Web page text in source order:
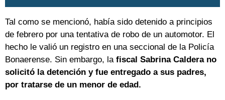
Tal como se mencionó, había sido detenido a principios
de febrero por una tentativa de robo de un automotor. El
hecho le valió un registro en una seccional de la Policía
Bonaerense. Sin embargo, la fiscal Sabrina Caldera no
solicitó la detención y fue entregado a sus padres,
por tratarse de un menor de edad.